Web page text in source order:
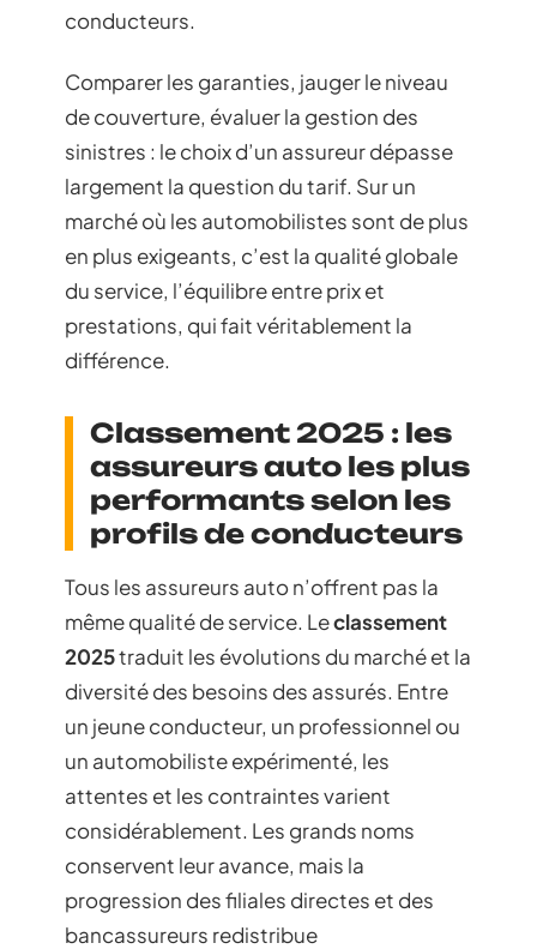
conducteurs.
Comparer les garanties, jauger le niveau
de couverture, évaluer la gestion des
sinistres : le choix d’un assureur dépasse
largement la question du tarif. Sur un
marché où les automobilistes sont de plus
en plus exigeants, c’est la qualité globale
du service, l’équilibre entre prix et
prestations, qui fait véritablement la
différence.
Classement 2025 : les
assureurs auto les plus
performants selon les
profils de conducteurs
Tous les assureurs auto n’offrent pas la
même qualité de service. Leclassement
2025traduit les évolutions du marché et la
diversité des besoins des assurés. Entre
un jeune conducteur, un professionnel ou
un automobiliste expérimenté, les
attentes et les contraintes varient
considérablement. Les grands noms
conservent leur avance, mais la
progression des filiales directes et des
bancassureurs redistribue